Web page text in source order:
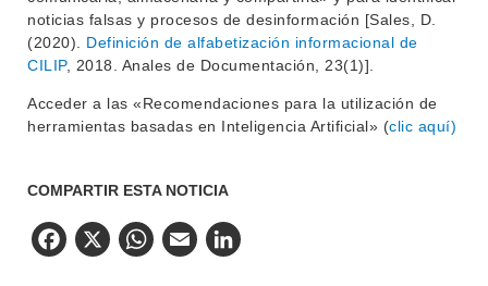
noticias falsas y procesos de desinformación [Sales, D.
(2020). Definición de alfabetización informacional de
CILIP, 2018. Anales de Documentación, 23(1)].
Acceder a las «Recomendaciones para la utilización de
herramientas basadas en Inteligencia Artificial» (clic aquí)
COMPARTIR ESTA NOTICIA
Facebook
X WhatsApp
Email